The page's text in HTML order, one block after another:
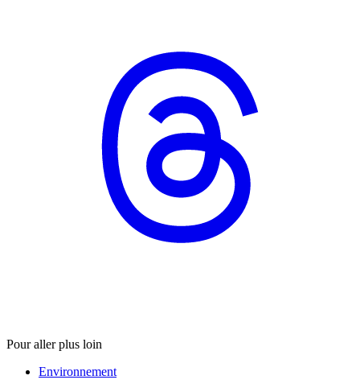
Pour aller plus loin
Environnement